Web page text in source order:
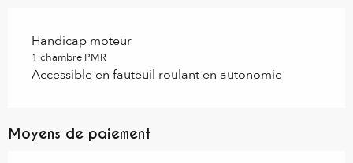
Handicap moteur
1 chambre PMR
Accessible en fauteuil roulant en autonomie
Moyens de paiement